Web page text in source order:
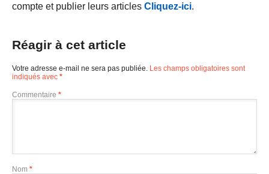
compte et publier leurs articles Cliquez-ici.
Réagir à cet article
Votre adresse e-mail ne sera pas publiée. Les champs obligatoires sont
indiqués avec *
Commentaire *
Nom *